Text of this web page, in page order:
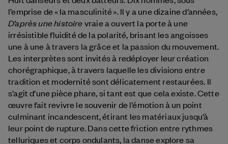
l’emprise de « la masculinité ». Il y a une dizaine d’années,
D’après une histoire vraie a ouvert la porte à une
irrésistible fluidité de la polarité, brisant les angoisses
une à une à travers la grâce et la passion du mouvement.
Les interprètes sont invités à redéployer leur création
chorégraphique, à travers laquelle les divisions entre
tradition et modernité sont délicatement restaurées. Il
s’agit d’une pièce phare, si tant est que cela existe. Cette
œuvre fait revivre le souvenir de l’émotion à un point
culminant incandescent, étirant les matériaux jusqu’à
leur point de rupture. Dans cette friction entre rythmes
telluriques et corps ondulants, la danse explore sa